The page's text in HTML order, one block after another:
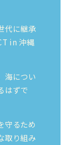
代に継承
in 沖縄
海につい
はずで
守るため
取り組み